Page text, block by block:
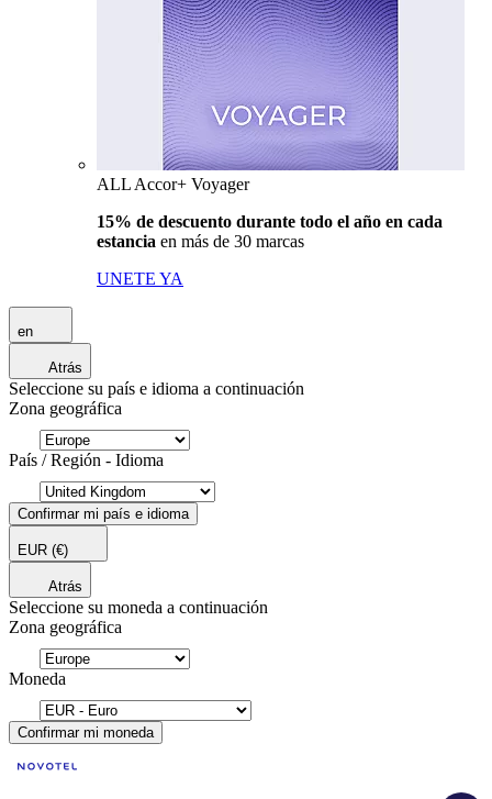
ALL Accor+ Voyager
15% de descuento durante todo el año en cada
estancia en más de 30 marcas
UNETE YA
en
Atrás
Seleccione su país e idioma a continuación
Zona geográfica
País / Región - Idioma
Confirmar mi país e idioma
EUR (€)
Atrás
Seleccione su moneda a continuación
Zona geográfica
Moneda
Confirmar mi moneda